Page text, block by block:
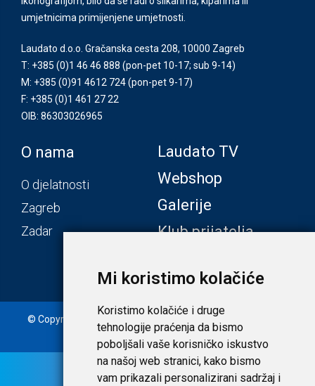
Mi koristimo kolačiće
Koristimo kolačiće i druge
tehnologije praćenja da bismo
poboljšali vaše korisničko iskustvo
na našoj web stranici, kako bismo
vam prikazali personalizirani sadržaj i
umjetnicima primijenjene umjetnosti.
Laudato d.o.o. Gračanska cesta 208, 10000 Zagreb
T: +385 (0)1 46 46 888 (pon-pet 10-17; sub 9-14)
M: +385 (0)91 4612 724(pon-pet 9-17)
F: +385 (0)1 461 27 22
OIB: 86303026965
O nama
O djelatnosti
Zagreb
Zadar
Laudato TV
Webshop
Galerije
Klub prijatelja
© Copyright 2020. Laudato d.o.o. | Tečaj konverzije: 1 EUR =
7,53450 HRK | Uvjeti i privatnost